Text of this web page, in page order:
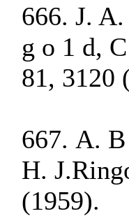
666. J.
g о 1 d,
81, 3120
667. А. В
H.
(1959).